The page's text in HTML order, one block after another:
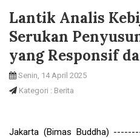
Lantik Analis
Serukan
yang Responsif
Senin, 14 April 2025
Kategori : Berita
Jakarta (Bimas Buddha)